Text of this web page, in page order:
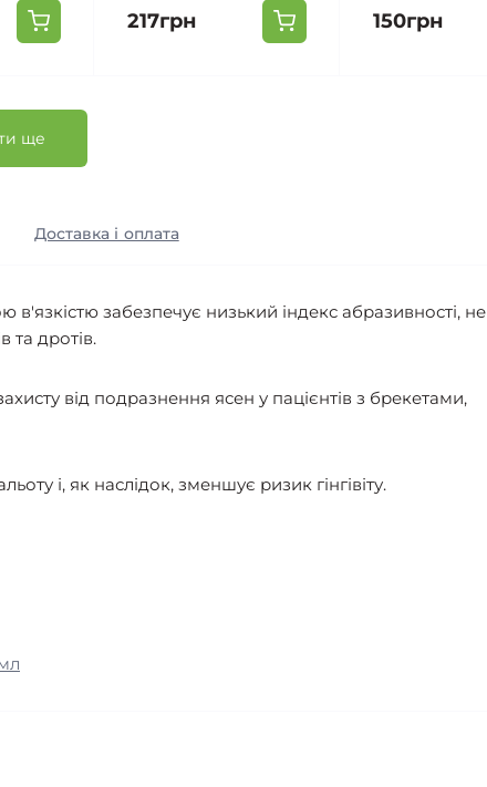
217грн 150грн
ще
Доставка і оплата
забезпечує низький індекс абразивності, не
дротів.
від подразнення ясен у пацієнтів з брекетами,
і, як наслідок, зменшує ризик гінгівіту.